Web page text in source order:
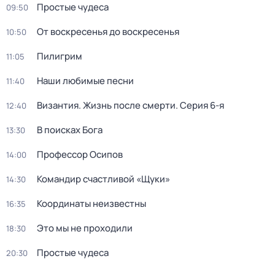
09:50 Простые чудеса
10:50 От воскресенья до воскресенья
11:05 Пилигрим
11:40 Наши любимые песни
12:40 Византия. Жизнь после смерти. Серия 6-я
13:30 В поисках Бога
14:00 Профессор Осипов
14:30 Командир счастливой «Щуки»
16:35 Координаты неизвестны
18:30 Это мы не проходили
20:30 Простые чудеса